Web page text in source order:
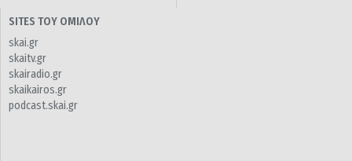
SITES ΤΟΥ ΟΜΙΛΟΥ
skai.gr
skaitv.gr
skairadio.gr
skaikairos.gr
podcast.skai.gr